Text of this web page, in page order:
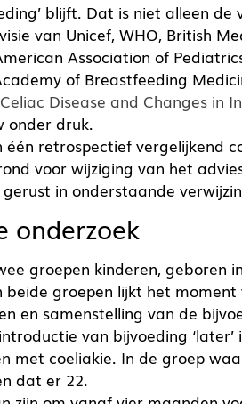
blijft. Dat is niet alleen de
van Unicef, WHO, British
Association of
of Breastfeeding
Disease and Changes in
onder druk.
één retrospectief vergelijkend
voor wijziging van het
in onderstaande
onderzoek
groepen kinderen, geboren
beide groepen lijkt het moment
en samenstelling van de
van bijvoeding ‘later’
met coeliakie. In de groep
dat er 22.